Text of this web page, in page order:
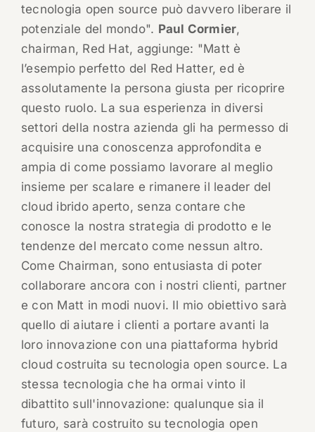
tecnologia open source può davvero liberare il
potenziale del mondo". Paul Cormier,
chairman, Red Hat, aggiunge: "Matt è
l’esempio perfetto del Red Hatter, ed è
assolutamente la persona giusta per ricoprire
questo ruolo. La sua esperienza in diversi
settori della nostra azienda gli ha permesso di
acquisire una conoscenza approfondita e
ampia di come possiamo lavorare al meglio
insieme per scalare e rimanere il leader del
cloud ibrido aperto, senza contare che
conosce la nostra strategia di prodotto e le
tendenze del mercato come nessun altro.
Come Chairman, sono entusiasta di poter
collaborare ancora con i nostri clienti, partner
e con Matt in modi nuovi. Il mio obiettivo sarà
quello di aiutare i clienti a portare avanti la
loro innovazione con una piattaforma hybrid
cloud costruita su tecnologia open source. La
stessa tecnologia che ha ormai vinto il
dibattito sull'innovazione: qualunque sia il
futuro, sarà costruito su tecnologia open